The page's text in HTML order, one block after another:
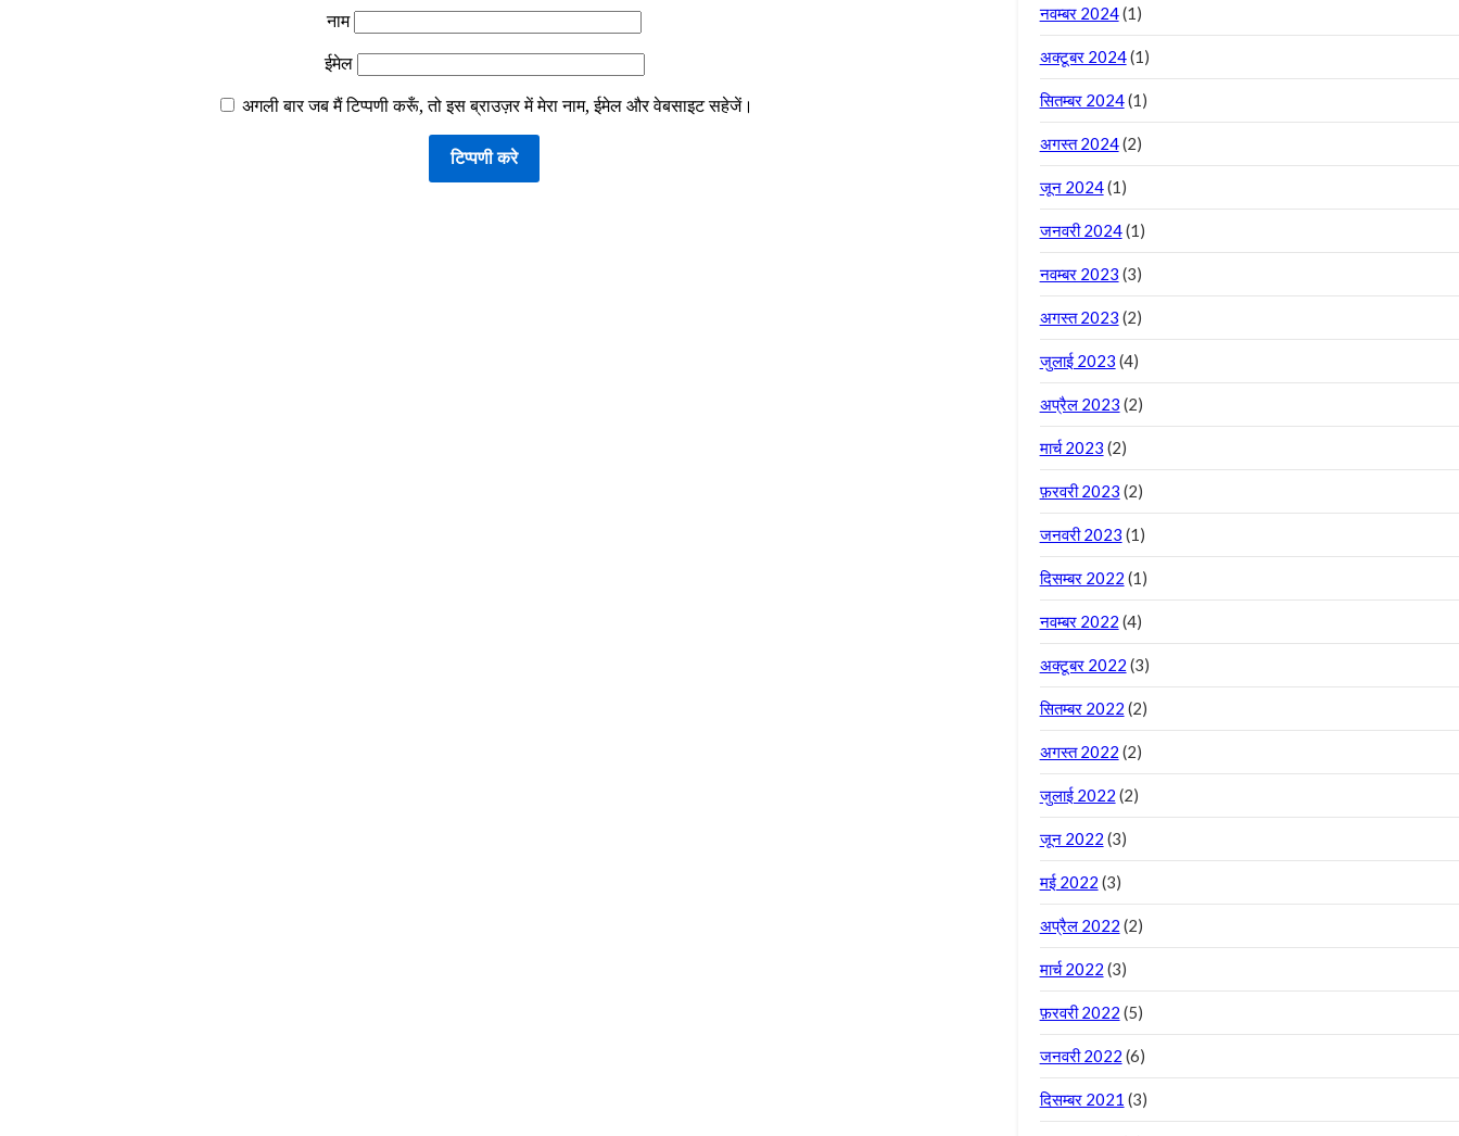
नाम
ईमेल
अगली बार जब मैं टिप्पणी करूँ, तो इस ब्राउज़र में मेरा नाम, ईमेल और वेबसाइट सहेजें।
नवम्बर 2024(1)
अक्टूबर 2024(1)
सितम्बर 2024(1)
अगस्त 2024(2)
जून 2024(1)
जनवरी 2024(1)
नवम्बर 2023 (3)
अगस्त 2023 (2)
जुलाई 2023 (4)
अप्रैल 2023 (2)
मार्च 2023 (2)
फ़रवरी 2023 (2)
जनवरी 2023 (1)
दिसम्बर 2022 (1)
नवम्बर 2022 (4)
अक्टूबर 2022 (3)
सितम्बर 2022 (2)
अगस्त 2022 (2)
जुलाई 2022 (2)
जून 2022 (3)
मई 2022 (3)
अप्रैल 2022 (2)
मार्च 2022 (3)
फ़रवरी 2022 (5)
जनवरी 2022 (6)
दिसम्बर 2021 (3)